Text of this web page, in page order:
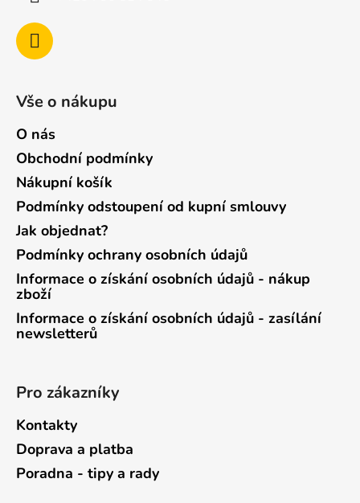
Vše o nákupu
O nás
Obchodní podmínky
Nákupní košík
Podmínky odstoupení od kupní smlouvy
Jak objednat?
Podmínky ochrany osobních údajů
Informace o získání osobních údajů - nákup
zboží
Informace o získání osobních údajů - zasílání
newsletterů
Pro zákazníky
Kontakty
Doprava a platba
Poradna - tipy a rady